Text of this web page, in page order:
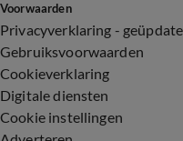
Voorwaarden
Privacyverklaring -
Gebruiksvoorwaarden
Cookieverklaring
Digitale diensten
Cookie instellingen